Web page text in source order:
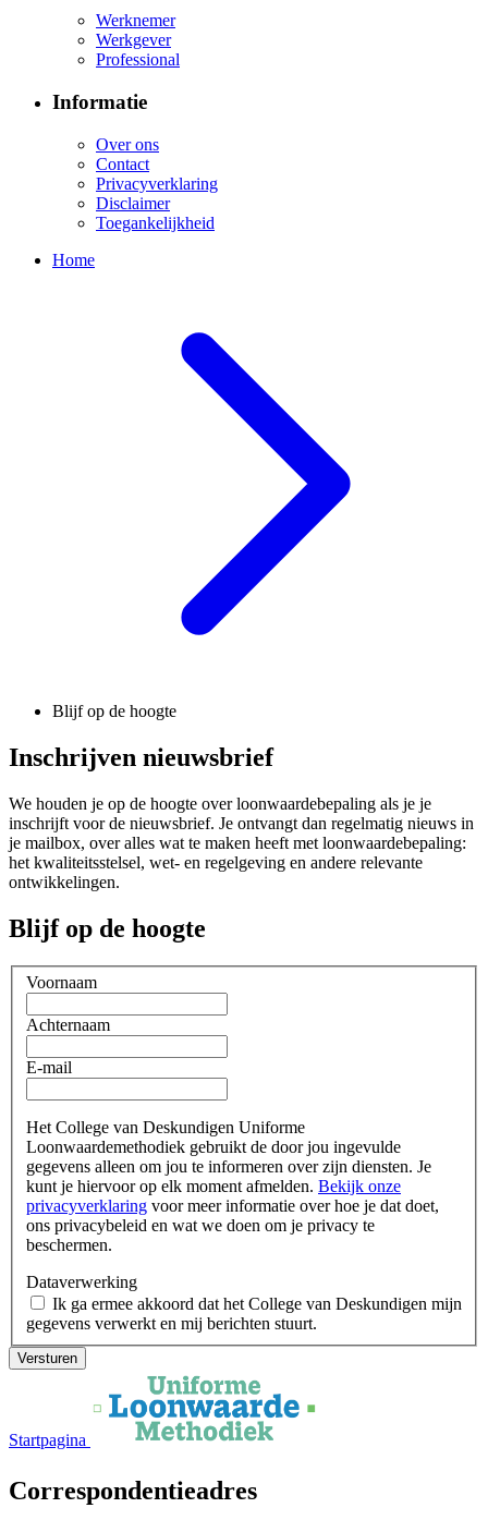
Werknemer
Werkgever
Professional
Informatie
Over ons
Contact
Privacyverklaring
Disclaimer
Toegankelijkheid
Home
Blijf op de hoogte
Inschrijven nieuwsbrief
We houden je op de hoogte over loonwaardebepaling als je je
inschrijft voor de nieuwsbrief. Je ontvangt dan regelmatig nieuws in
je mailbox, over alles wat te maken heeft met loonwaardebepaling:
het kwaliteitsstelsel, wet- en regelgeving en andere relevante
ontwikkelingen.
Blijf op de hoogte
Voornaam
Achternaam
E-mail
Het College van Deskundigen Uniforme
Loonwaardemethodiek gebruikt de door jou ingevulde
gegevens alleen om jou te informeren over zijn diensten. Je
kunt je hiervoor op elk moment afmelden. Bekijk onze
privacyverklaring voor meer informatie over hoe je dat doet,
ons privacybeleid en wat we doen om je privacy te
beschermen.
Dataverwerking
Ik ga ermee akkoord dat het College van Deskundigen mijn
gegevens verwerkt en mij berichten stuurt.
Startpagina
Correspondentieadres